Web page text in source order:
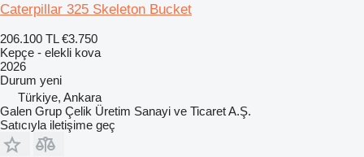
Caterpillar 325 Skeleton Bucket
206.100 TL €3.750
Kepçe - elekli kova
2026
Durum yeni
Türkiye, Ankara
Galen Grup Çelik Üretim Sanayi ve Ticaret A.Ş.
Satıcıyla iletişime geç